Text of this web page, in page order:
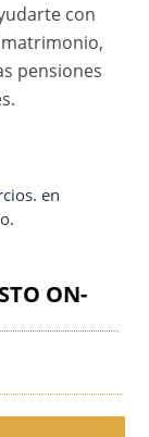
con
pensiones
en
ON-